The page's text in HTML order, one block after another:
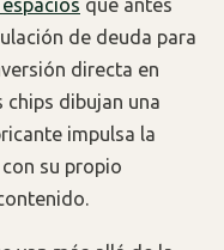
que antes
de deuda para
directa en
chips dibujan una
impulsa la
su propio